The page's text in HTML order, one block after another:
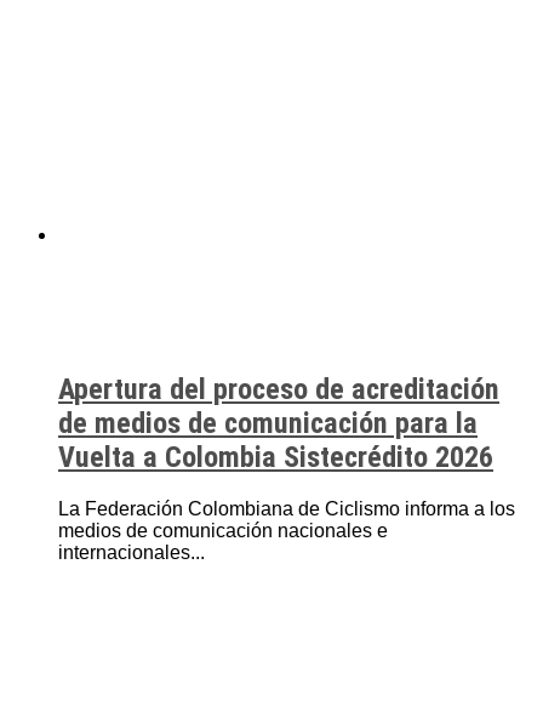
Apertura del proceso de acreditación
de medios de comunicación para la
Vuelta a Colombia Sistecrédito 2026
La Federación Colombiana de Ciclismo informa a los
medios de comunicación nacionales e
internacionales...